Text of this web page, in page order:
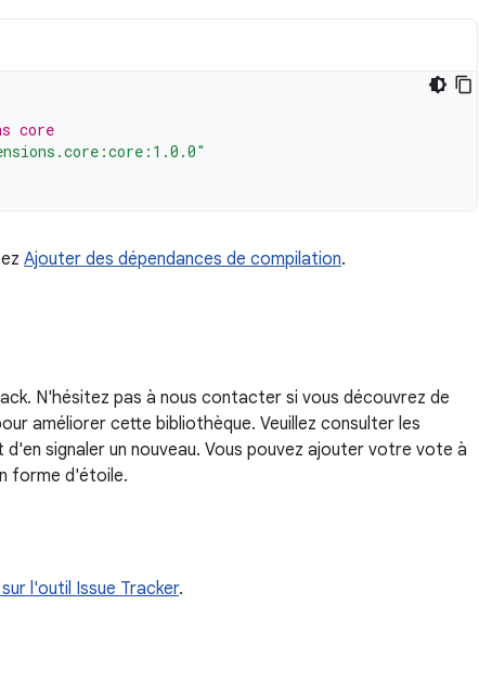
core
Ajouter des dépendances de compilation.
N'hésitez pas à nous contacter si vous découvrez de
améliorer cette bibliothèque. Veuillez consulter les
signaler un nouveau. Vous pouvez ajouter votre vote à
forme d'étoile.
l'outil Issue Tracker.